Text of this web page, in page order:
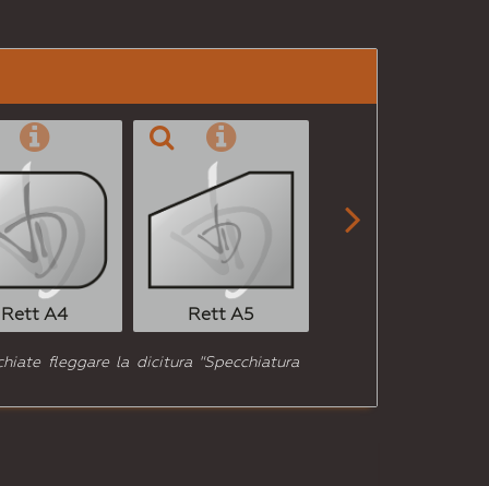
a un
Rett A4 Rett A5

fleggare la dicitura "Specchiatura